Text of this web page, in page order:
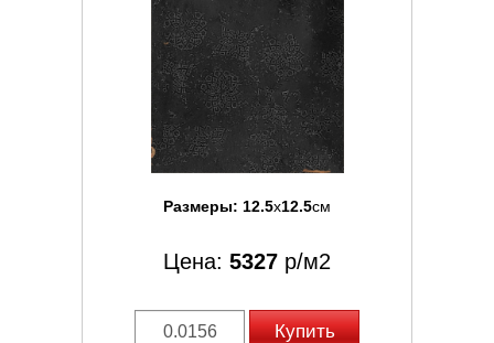
Размеры: 12.5x12.5см
Цена: 5327 р/м2
Купить